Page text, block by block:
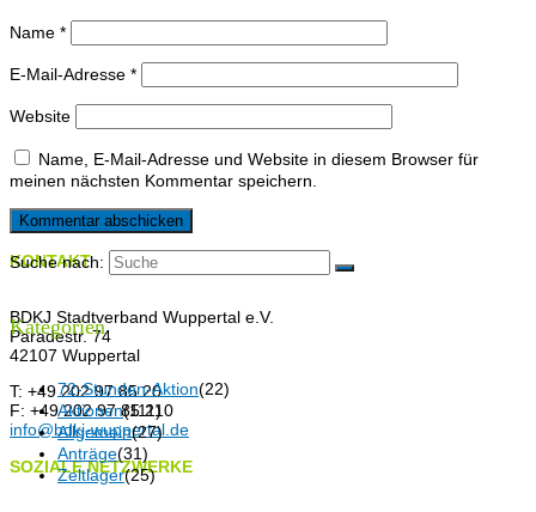
Name *
E-Mail-Adresse *
Website
Name, E-Mail-Adresse und Website in diesem Browser für
meinen nächsten Kommentar speichern.
Suche nach:
Kategorien
72-Stunden-Aktion(22)
Aktionen(111)
Allgemein(27)
Anträge(31)
Zeltlager(25)
KONTAKT
BDKJ Stadtverband Wuppertal e.V.
Paradestr. 74
42107 Wuppertal
T: +49 202 97 85 20
F: +49 202 97 85 210
info@bdkj-wuppertal.de
SOZIALE NETZWERKE